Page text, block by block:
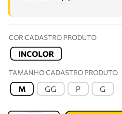
COR CADASTRO PRODUTO
INCOLOR
TAMANHO CADASTRO PRODUTO
M GG P G